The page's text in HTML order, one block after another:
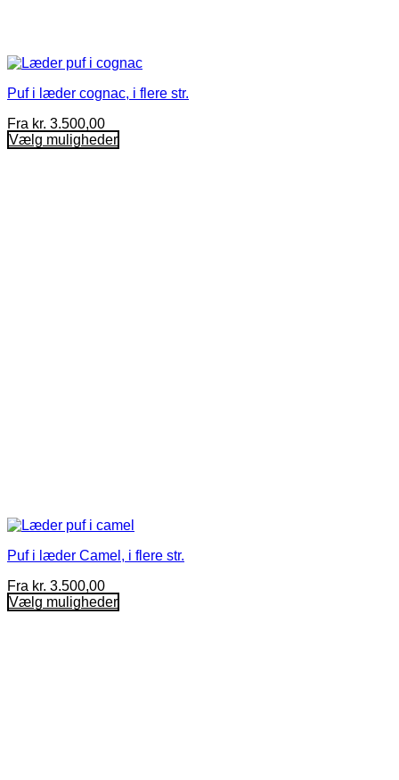
Puf i læder cognac, i flere str.
Fra kr. 3.500,00
Vælg muligheder
Puf i læder Camel, i flere str.
Fra kr. 3.500,00
Vælg muligheder